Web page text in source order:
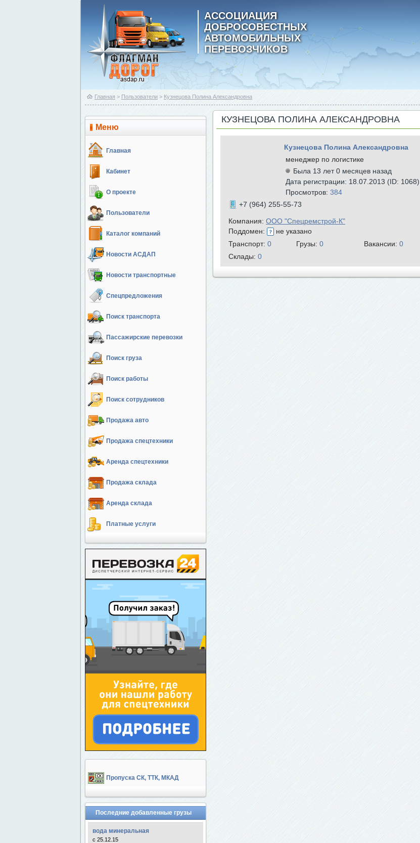
АССОЦИАЦИЯ
ДОБРОСОВЕСТНЫХ
АВТОМОБИЛЬНЫХ
ПЕРЕВОЗЧИКОВ
Главная > Пользователи > Кузнецова Полина Александровна
Меню
Главная
Кабинет
О проекте
Пользователи
Каталог компаний
Новости АСДАП
Новости транспортные
Спецпредложения
Поиск транспорта
Пассажирские перевозки
Поиск груза
Поиск работы
Поиск сотрудников
Продажа авто
Продажа спецтехники
Аренда спецтехники
Продажа склада
Аренда склада
Платные услуги
Пропуска СК, ТТК, МКАД
Последние добавленные грузы
вода минеральная
с 25.12.15
КУЗНЕЦОВА ПОЛИНА АЛЕКСАНДРОВНА
Кузнецова Полина Александровна
менеджер по логистике
Была 13 лет 0 месяцев назад
Дата регистрации: 18.07.2013 (ID: 1068)
Просмотров: 384
+7 (964) 255-55-73
Компания: ООО "Спецремстрой-К"
Поддомен:
не указано
Транспорт: 0 Грузы: 0 Вакансии: 0
Склады: 0